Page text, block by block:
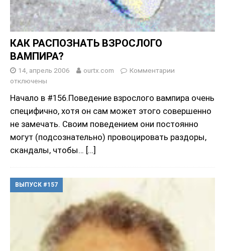
КАК РАСПОЗНАТЬ ВЗРОСЛОГО
ВАМПИРА?
14, апрель 2006 ourtx.com
Комментарии
отключены
Начало в #156.Поведение взрослого вампира очень
специфично, хотя он сам может этого совершенно
не замечать. Своим поведением они постоянно
могут (подсознательно) провоцировать раздоры,
скандалы, чтобы… […]
ВЫПУСК #157